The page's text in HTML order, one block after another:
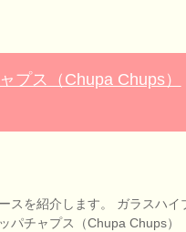
プス（Chupa Chups）
スを紹介します。 ガラスハイ
パチャプス（Chupa Chups）